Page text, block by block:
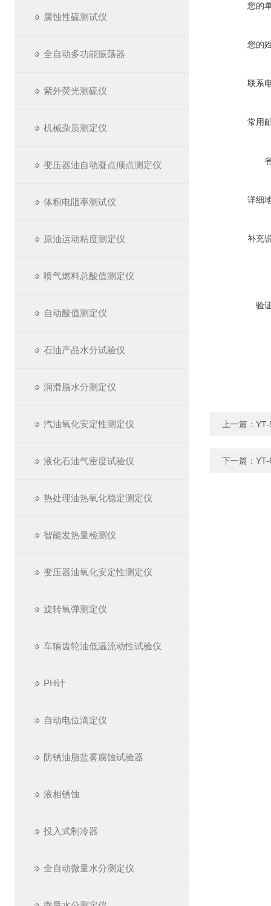
腐蚀性硫测试仪
全自动多功能振荡器
紫外荧光测硫仪
机械杂质测定仪
变压器油自动凝点倾点测定仪
体积电阻率测试仪
原油运动粘度测定仪
喷气燃料总酸值测定仪
自动酸值测定仪
石油产品水分试验仪
润滑脂水分测定仪
汽油氧化安定性测定仪
液化石油气密度试验仪
热处理油热氧化稳定测定仪
智能发热量检测仪
变压器油氧化安定性测定仪
旋转氧弹测定仪
车辆齿轮油低温流动性试验仪
PH计
自动电位滴定仪
防锈油脂盐雾腐蚀试验器
液相锈蚀
投入式制冷器
全自动微量水分测定仪
您的
您的
联系
常用
详细
补充
验
上一篇：
下一篇：